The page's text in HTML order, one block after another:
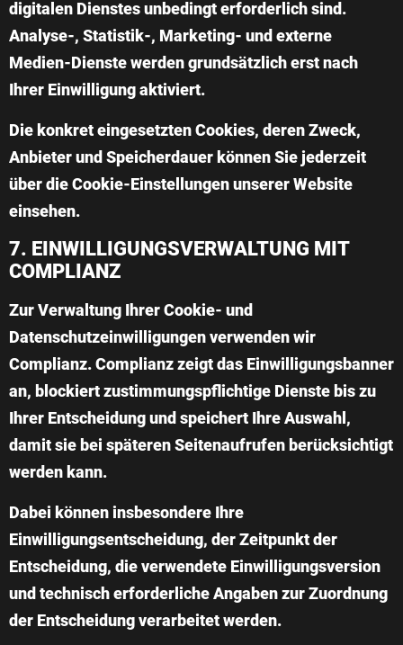
digitalen Dienstes unbedingt erforderlich sind.
Analyse-, Statistik-, Marketing- und externe
Medien-Dienste werden grundsätzlich erst nach
Ihrer Einwilligung aktiviert.
Die konkret eingesetzten Cookies, deren Zweck,
Anbieter und Speicherdauer können Sie jederzeit
über die Cookie-Einstellungen unserer Website
einsehen.
7. EINWILLIGUNGSVERWALTUNG MIT
COMPLIANZ
Zur Verwaltung Ihrer Cookie- und
Datenschutzeinwilligungen verwenden wir
Complianz. Complianz zeigt das Einwilligungsbanner
an, blockiert zustimmungspflichtige Dienste bis zu
Ihrer Entscheidung und speichert Ihre Auswahl,
damit sie bei späteren Seitenaufrufen berücksichtigt
werden kann.
Dabei können insbesondere Ihre
Einwilligungsentscheidung, der Zeitpunkt der
Entscheidung, die verwendete Einwilligungsversion
und technisch erforderliche Angaben zur Zuordnung
der Entscheidung verarbeitet werden.